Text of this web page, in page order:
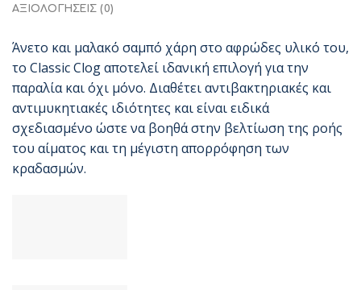
ΑΞΙΟΛΟΓΉΣΕΙΣ (0)
Άνετο και μαλακό σαμπό χάρη στο αφρώδες υλικό του,
το Classic Clog αποτελεί ιδανική επιλογή για την
παραλία και όχι μόνο. Διαθέτει αντιβακτηριακές και
αντιμυκητιακές ιδιότητες και είναι ειδικά
σχεδιασμένο ώστε να βοηθά στην βελτίωση της ροής
του αίματος και τη μέγιστη απορρόφηση των
κραδασμών.